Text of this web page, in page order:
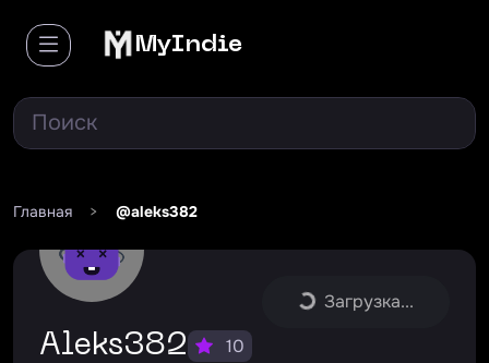
MyIndie
Главная > @aleks382
Загрузка...
aleks382
10